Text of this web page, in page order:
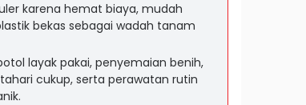
karena hemat biaya, mudah
bekas sebagai wadah tanam
layak pakai, penyemaian benih,
cukup, serta perawatan rutin